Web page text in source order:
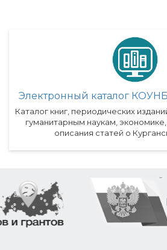
Электронный каталог
Каталог книг, периодических
гуманитарным наукам, экономике,
описания статей о